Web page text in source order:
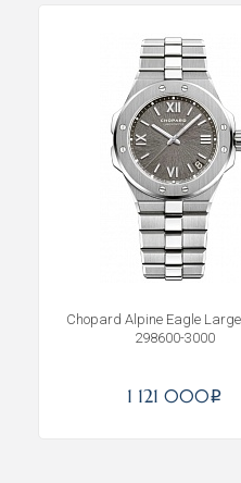
Chopard Alpine Eagle
298600-3000
1 121 000i